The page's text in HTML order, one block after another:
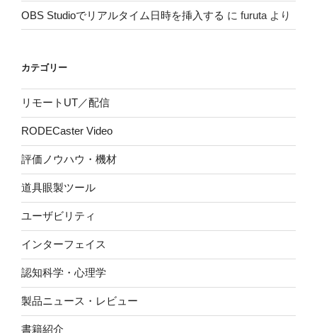
OBS Studioでリアルタイム日時を挿入する に furuta より
カテゴリー
リモートUT／配信
RODECaster Video
評価ノウハウ・機材
道具眼製ツール
ユーザビリティ
インターフェイス
認知科学・心理学
製品ニュース・レビュー
書籍紹介